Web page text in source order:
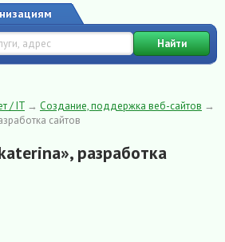
Найти
/ IT → Создание, поддержка веб-сайтов →
сайтов
разработка